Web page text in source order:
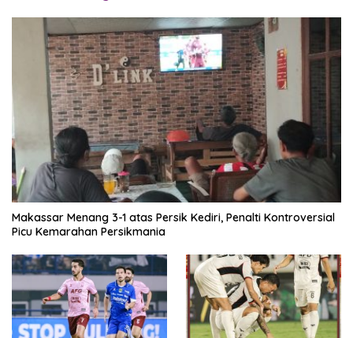
Makassar Menang 3-1 atas Persik Kediri, Penalti Kontroversial
Picu Kemarahan Persikmania